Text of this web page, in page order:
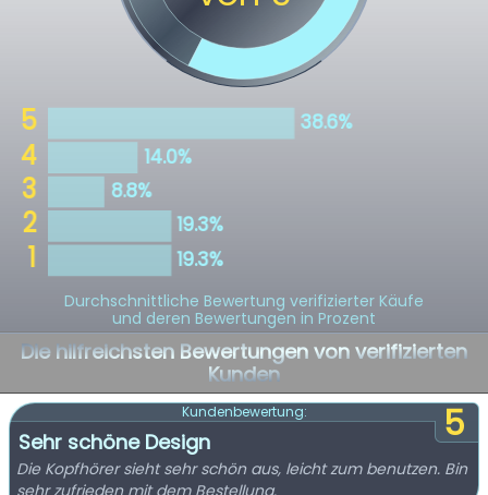
Durchschnittliche Bewertung verifizierter Käufe
und deren Bewertungen in Prozent
Die hilfreichsten Bewertungen von verifizierten
Kunden
5
Kundenbewertung:
Sehr schöne Design
Die Kopfhörer sieht sehr schön aus, leicht zum benutzen. Bin
sehr zufrieden mit dem Bestellung.